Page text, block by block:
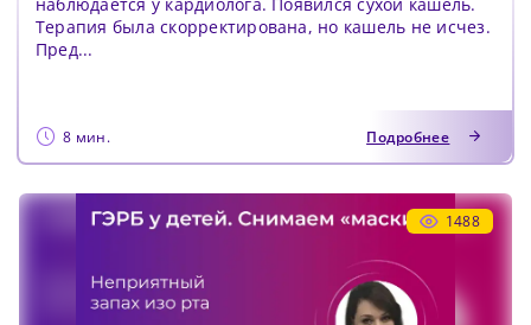
Терапия была скорректирована, но кашель не исчез.
Пред...
8 мин. Подробнее
1488